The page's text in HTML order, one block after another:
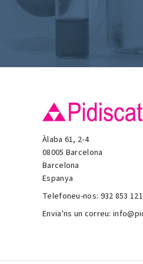
Àlaba 61, 2-4
08005 Barcelona
Barcelona
Espanya
Telefoneu-nos: 932 853 121
Envia'ns un correu: